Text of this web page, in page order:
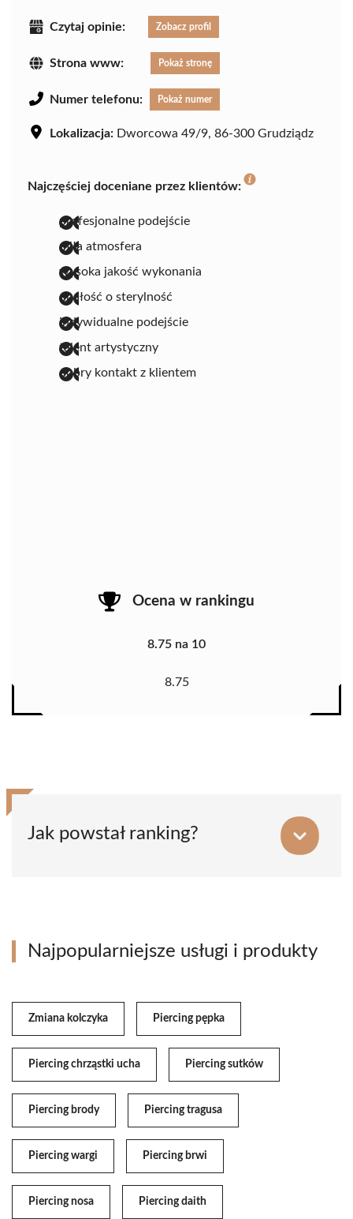
Czytaj opinie: Zobacz profil
Strona www: Pokaż stronę
Numer telefonu: Pokaż numer
Lokalizacja: Dworcowa 49/9, 86-300 Grudziądz
Najczęściej doceniane przez klientów:
profesjonalne podejście
miła atmosfera
wysoka jakość wykonania
dbałość o sterylność
indywidualne podejście
talent artystyczny
dobry kontakt z klientem
Ocena w rankingu
8.75 na 10
8.75
Jak powstał ranking?
Najpopularniejsze usługi i produkty
Zmiana kolczyka Piercing pępka
Piercing chrząstki ucha Piercing sutków
Piercing brody Piercing tragusa
Piercing wargi Piercing brwi
Piercing nosa Piercing daith